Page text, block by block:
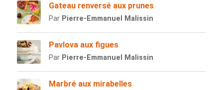
Gateau renversé aux prunes
Par Pierre-Emmanuel Malissin
Pavlova aux figues
Par Pierre-Emmanuel Malissin
Marbré aux mirabelles